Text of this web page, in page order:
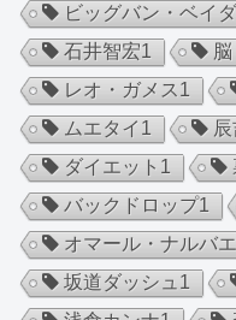
ビッグバン・ベイ
石井智宏1 脳
レオ・ガメス1
ムエタイ 1
ダイエット 1
バックドロップ1
オマール・ナルバ
坂道ダッシュ 1